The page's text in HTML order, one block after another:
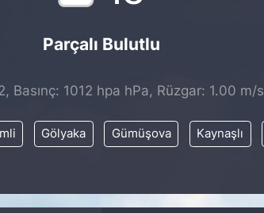
Parçalı Bulutlu
Basınç: 1012 hpa hPa, Rüzgar: 1.00 m/s
Gölyaka Gümüşova Kaynaşlı